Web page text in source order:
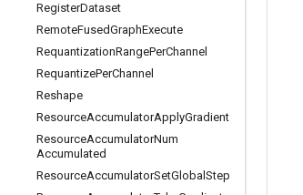
RegisterDataset
RemoteFusedGraphExecute
RequantizationRangePerChannel
RequantizePerChannel
Reshape
ResourceAccumulatorApplyGradient
ResourceAccumulatorNum
Accumulated
ResourceAccumulatorSetGlobal Step